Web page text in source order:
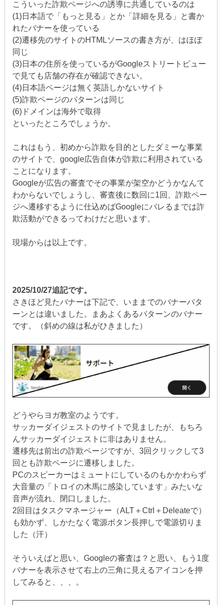
こういった詐欺ページへの誘導に共通しているのは
(1)日本語で「もっと見る」とか「詳細を見る」と書か
れたバナーを使っている
(2)遷移先のサイトのHTMLソースの書き方が、はほぼ
同じ
(3)日本の住所を使っているがGoogleストリートビュー
で見ても店舗の存在が確認できない。
(4)日本語ページは無く英語しかないサイト
(5)詐欺ページのパターンは同じ
(6)ドメインは海外で取得
といったところでしょうか。
これはもう、初めから詐欺を目的としたダミーな事業
のサイトで、google広告自体が詐欺に利用されている
ことになります。
Googleが広告の審査でその事業が架空かどうかなんて
わからないでしょうし、審査後に数回に1回、詐欺ペー
ジへ遷移するように仕込めばGoogleにバレるまでは詐
欺活動ができるってわけだと思います。
現場からは以上です。
2025/10/27追記です。
さきほど見たバナーは下記で、いままでのバナーパタ
ーンとは違いました。まあよくあるパターンのバナー
です。（斜めの線は私がひきました）
どうやらヨガ教室のようです。
サッカーダイジェストのサイトで見ましたが、もちろ
んサッカーダイジェストに非はありません。
遷移先は前出の詐欺ページですが、3回クリックして3
回とも詐欺ページに遷移しました。
PCのスピーカーはミュートにしているのもかかわらず
大音量の「トロイの木馬に感染しています」みたいな
音声が流れ、閉口しました。
2回目はタスクマネージャー（ALT＋Ctrl＋Deleateで）
も効かず、しかたなく電源ボタン長押しで電源切りま
した（汗）
そういえばと思い、Googleの審査は？と思い、もう1度
バナーを表示させて右上の三角に見えるアイコンを押
してみると、、、。